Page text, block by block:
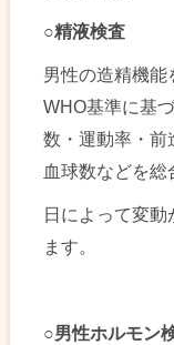
○精液検査
男性の造精機能
WHO基準に基
数・運動率・前
血球数などを総
日によって変
ます。
○男性ホルモン